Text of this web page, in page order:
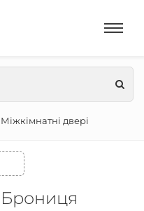
Міжкімнатні двері
Брониця